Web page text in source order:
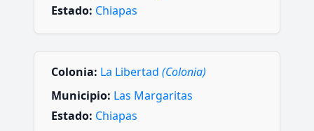
Estado: Chiapas
Colonia: La Libertad (Colonia)
Municipio: Las Margaritas
Estado: Chiapas